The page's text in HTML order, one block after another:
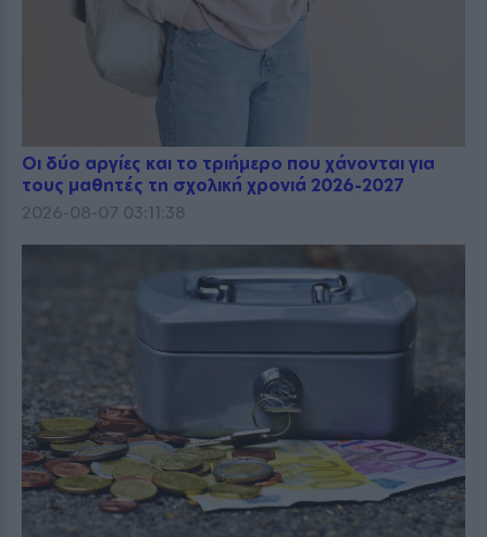
Οι δύο αργίες και το τριήμερο που χάνονται για
τους μαθητές τη σχολική χρονιά 2026-2027
2026-08-07 03:11:38